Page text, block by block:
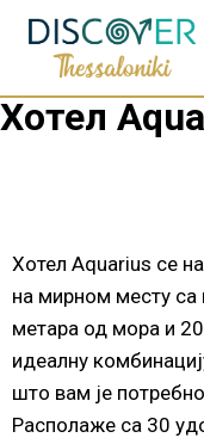
Хотел
Хотел Aquarius се
на мирном месту са
метара од мора и
идеалну
што вам је
Располаже са 30